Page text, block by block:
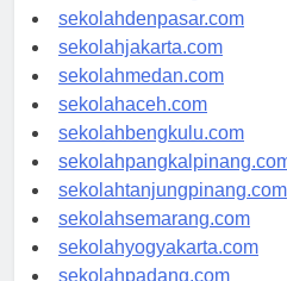
sekolahbandung.com
sekolahdenpasar.com
sekolahjakarta.com
sekolahmedan.com
sekolahaceh.com
sekolahbengkulu.com
sekolahpangkalpinang.com
sekolahtanjungpinang.com
sekolahsemarang.com
sekolahyogyakarta.com